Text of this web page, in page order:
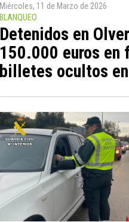
Miércoles, 11 de Marzo de 2026
BLANQUEO
Detenidos en
150.000 euros en
billetes ocultos